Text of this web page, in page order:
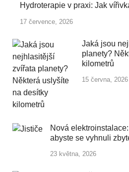
Hydroterapie v praxi: Jak
17 července, 2026
Jaká jsou
planety?
kilometrů
15 června, 2026
Nová
abyste se vyhnuli
23 května, 2026